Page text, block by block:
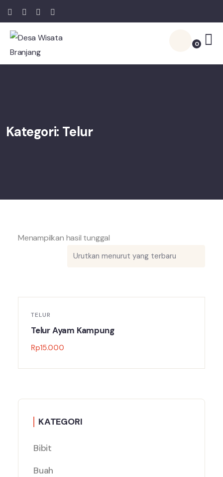
0
Kategori: Telur
Menampilkan hasil tunggal
TELUR
Telur Ayam Kampung
Rp15.000
KATEGORI
Bibit
Buah